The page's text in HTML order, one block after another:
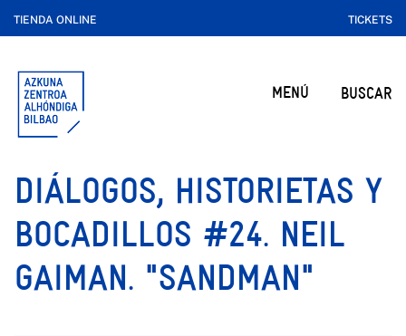
TIENDA ONLINE TICKETS
MENÚ BUSCAR
DIÁLOGOS, HISTORIETAS Y
BOCADILLOS #24. NEIL
GAIMAN. "SANDMAN"